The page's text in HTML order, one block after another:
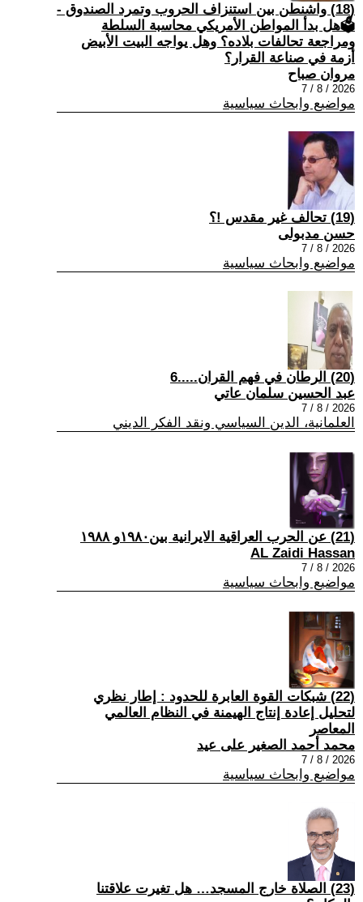
(18) واشنطن بين استنزاف الحروب وتمرد الصندوق -
🗳هل بدأ المواطن الأمريكي محاسبة السلطة
ومراجعة تحالفات بلاده؟ وهل يواجه البيت الأبيض
أزمة في صناعة القرار؟
مروان صباح
2026 / 8 / 7
مواضيع وابحاث سياسية
(19) تحالف غير مقدس !؟
حسن مدبولى
2026 / 8 / 7
مواضيع وابحاث سياسية
(20) الرطان في فهم القران.....6
عبد الحسين سلمان عاتي
2026 / 8 / 7
العلمانية، الدين السياسي ونقد الفكر الديني
(21) عن الحرب العراقية الايرانية بين١٩٨٠و ١٩٨٨
AL Zaidi Hassan
2026 / 8 / 7
مواضيع وابحاث سياسية
(22) شبكات القوة العابرة للحدود : إطار نظري
لتحليل إعادة إنتاج الهيمنة في النظام العالمي
المعاصر
محمد أحمد الصغير على عيد
2026 / 8 / 7
مواضيع وابحاث سياسية
(23) الصلاة خارج المسجد… هل تغيرت علاقتنا